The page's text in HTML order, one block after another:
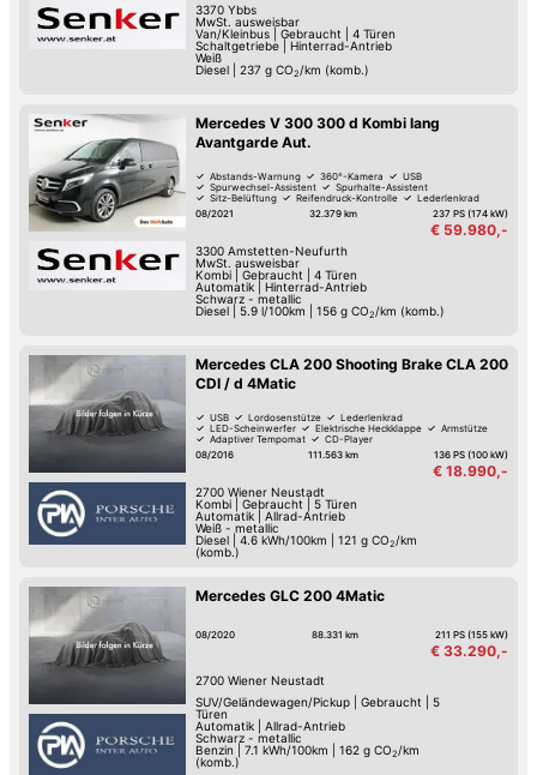
3370 Ybbs
MwSt. ausweisbar
Van/Kleinbus| Gebraucht
4 Türen
Schaltgetriebe| Hinterrad-Antrieb
Weiß
Diesel
237 g CO2 /km (komb.)
Mercedes V 300 300 d Kombi lang
Avantgarde Aut.
Abstands-Warnung 360°-Kamera
USB
Spurwechsel-Assistent
Spurhalte-Assistent
Sitz-Belüftung
Reifendruck-Kontrolle
Lederlenkrad
08/2021
32.379 km 237 PS (174 kW)
€ 59.980,-
3300 Amstetten-Neufurth
MwSt. ausweisbar
Kombi| Gebraucht
4 Türen
Automatik| Hinterrad-Antrieb
Schwarz - metallic
Diesel
5.9 l/100km 156 g CO2 /km (komb.)
Mercedes CLA 200 Shooting Brake CLA 200
CDI / d 4Matic
USB Lordosenstütze
Lederlenkrad
LED-Scheinwerfer
Elektrische Heckklappe
Armstütze
Adaptiver Tempomat
CD-Player
08/2016
111.563 km 136 PS (100 kW)
€ 18.990,-
2700 Wiener Neustadt
Kombi| Gebraucht
5 Türen
Automatik| Allrad-Antrieb
Weiß - metallic
Diesel
4.6 kWh/100km 121 g CO2 /km
(komb.)
Mercedes GLC 200 4Matic
08/2020 88.331 km 211 PS (155 kW)
€ 33.290,-
2700 Wiener Neustadt
SUV/Geländewagen/Pickup| Gebraucht
5
Türen
Automatik| Allrad-Antrieb
Schwarz - metallic
Benzin
7.1 kWh/100km 162 g CO2 /km
(komb.)